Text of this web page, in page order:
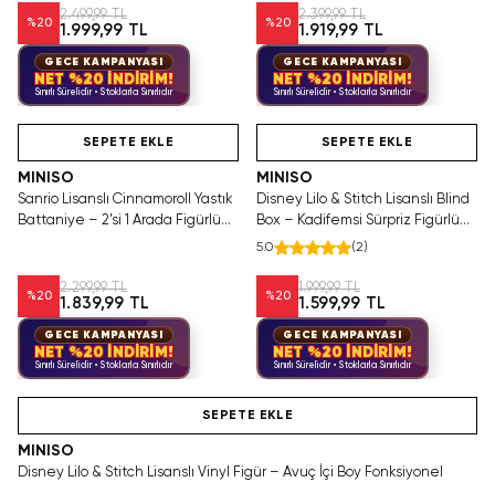
Polyester Yumuşak Dokulu
Taşınabilir Seyahat Battaniyesi
%20
2.499,99 TL
1.999,99 TL
GECE KAMPANYASI
NET %20 İNDİRİM!
Sınırlı Sürelidir • Stoklarla Sınırlıdır
%20
2.399,99 TL
1.919,99 TL
GECE KAMPANYASI
NET %20 İNDİRİM!
Sınırlı Sürelidir • Stoklarla Sınırlıdır
Tükenmeden Satın Al
SEPETE EKLE
MINISO
Sanrio Lisanslı Cinnamoroll Yastık
Battaniye – 2’si 1 Arada Figürlü
Seyahat Battaniyesi
%20
2.299,99 TL
1.839,99 TL
GECE KAMPANYASI
NET %20 İNDİRİM!
Sınırlı Sürelidir • Stoklarla Sınırlıdır
SEPETE EKLE
MINISO
Disney Lilo & Stitch Lisanslı Blind
Box – Kadifemsi Sürpriz Figürlü
Kutu
5.0 (2)
%20
1.999,99 TL
1.599,99 TL
GECE KAMPANYASI
NET %20 İNDİRİM!
Sınırlı Sürelidir • Stoklarla Sınırlıdır
SEPETE EKLE
MINISO
Disney Lilo & Stitch Lisanslı Vinyl Figür – Avuç İçi Boy Fonksiyonel